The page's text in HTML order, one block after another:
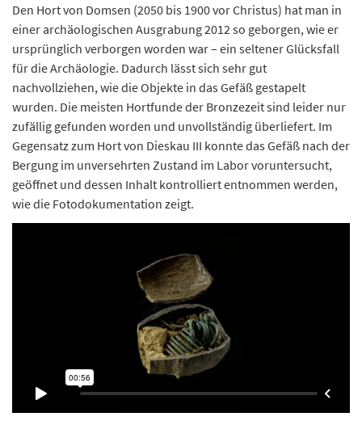
Den Hort von Domsen (2050 bis 1900 vor Christus) hat man in
einer archäologischen Ausgrabung 2012 so geborgen, wie er
ursprünglich verborgen worden war – ein seltener Glücksfall
für die Archäologie. Dadurch lässt sich sehr gut
nachvollziehen, wie die Objekte in das Gefäß gestapelt
wurden. Die meisten Hortfunde der Bronzezeit sind leider nur
zufällig gefunden worden und unvollständig überliefert. Im
Gegensatz zum Hort von Dieskau III konnte das Gefäß nach der
Bergung im unversehrten Zustand im Labor voruntersucht,
geöffnet und dessen Inhalt kontrolliert entnommen werden,
wie die Fotodokumentation zeigt.